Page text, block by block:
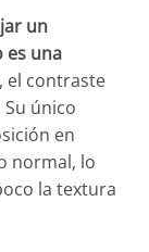
un
es una
el contraste
único
en
normal, lo
la textura